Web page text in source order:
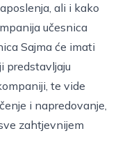
ali i kako
učesnica
Sajma će imati
predstavljaju
te vide
i napredovanje,
zahtjevnijem